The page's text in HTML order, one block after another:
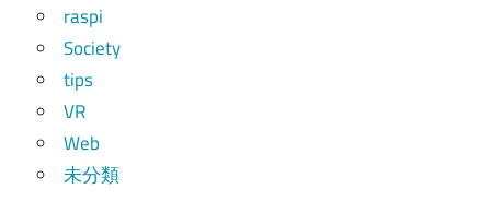
raspi
Society
tips
VR
Web
未分類